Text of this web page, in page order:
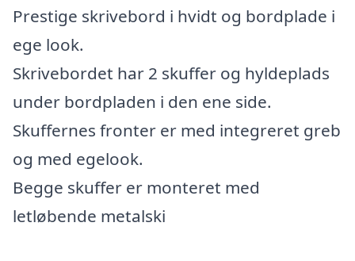
Prestige skrivebord i hvidt og bordplade i
ege look.
Skrivebordet har 2 skuffer og hyldeplads
under bordpladen i den ene side.
Skuffernes fronter er med integreret greb
og med egelook.
Begge skuffer er monteret med
letløbende metalski